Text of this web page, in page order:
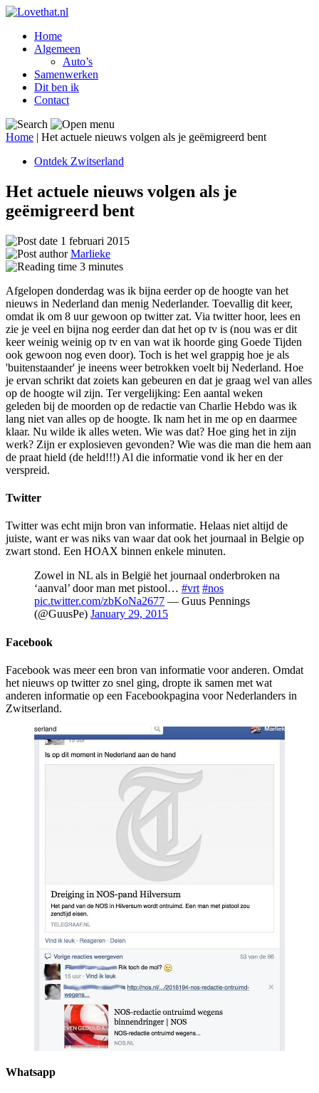
Home
Algemeen
Auto’s
Samenwerken
Dit ben ik
Contact
Home | Het actuele nieuws volgen als je geëmigreerd bent
Ontdek Zwitserland
Het actuele nieuws volgen als je
geëmigreerd bent
1 februari 2015
Marlieke
3 minutes
Afgelopen donderdag was ik bijna eerder op de hoogte van het
nieuws in Nederland dan menig Nederlander. Toevallig dit keer,
omdat ik om 8 uur gewoon op twitter zat. Via twitter hoor, lees en
zie je veel en bijna nog eerder dan dat het op tv is (nou was er dit
keer weinig weinig op tv en van wat ik hoorde ging Goede Tijden
ook gewoon nog even door). Toch is het wel grappig hoe je als
'buitenstaander' je ineens weer betrokken voelt bij Nederland. Hoe
je ervan schrikt dat zoiets kan gebeuren en dat je graag wel van alles
op de hoogte wil zijn. Ter vergelijking: Een aantal weken
geleden bij de moorden op de redactie van Charlie Hebdo was ik
lang niet van alles op de hoogte. Ik nam het in me op en daarmee
klaar. Nu wilde ik alles weten. Wie was dat? Hoe ging het in zijn
werk? Zijn er explosieven gevonden? Wie was die man die hem aan
de praat hield (de held!!!) Al die informatie vond ik her en der
verspreid.
Twitter
Twitter was echt mijn bron van informatie. Helaas niet altijd de
juiste, want er was niks van waar dat ook het journaal in Belgie op
zwart stond. Een HOAX binnen enkele minuten.
Zowel in NL als in België het journaal onderbroken na
‘aanval’ door man met pistool… #vrt #nos
pic.twitter.com/zbKoNa2677 — Guus Pennings
(@GuusPe) January 29, 2015
Facebook
Facebook was meer een bron van informatie voor anderen. Omdat
het nieuws op twitter zo snel ging, dropte ik samen met wat
anderen informatie op een Facebookpagina voor Nederlanders in
Zwitserland.
Whatsapp